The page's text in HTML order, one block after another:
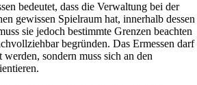
bedeutet, dass die Verwaltung bei der
gewissen Spielraum hat, innerhalb dessen
sie jedoch bestimmte Grenzen beachten
begründen. Das Ermessen darf
sondern muss sich an den